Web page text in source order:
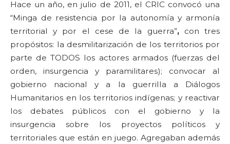
Hace un año, en julio de 2011, el CRIC convocó una
“Minga de resistencia por la autonomía y armonía
territorial y por el cese de la guerra”, con tres
propósitos: la desmilitarización de los territorios por
parte de TODOS los actores armados (fuerzas del
orden, insurgencia y paramilitares); convocar al
gobierno nacional y a la guerrilla a Diálogos
Humanitarios en los territorios indígenas; y reactivar
los debates públicos con el gobierno y la
insurgencia sobre los proyectos políticos y
territoriales que están en juego. Agregaban además